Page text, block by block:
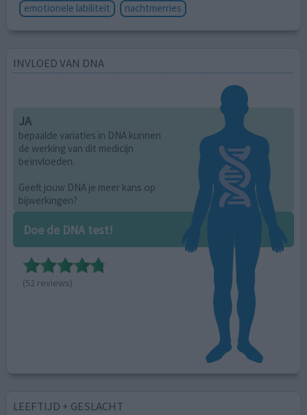
emotionele labiliteit
nachtmerries
INVLOED VAN DNA
JA
bepaalde variaties in DNA kunnen
de werking van dit medicijn
beïnvloeden.
Geeft jouw DNA je meer kans op
bijwerkingen?
Doe de DNA test!
(52 reviews)
LEEFTIJD + GESLACHT